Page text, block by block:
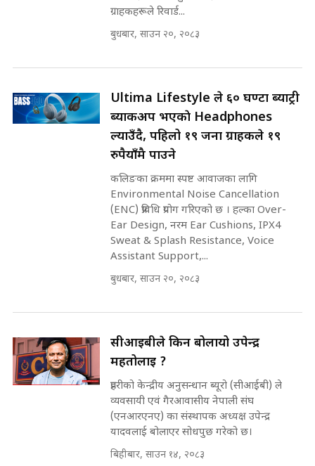
SIDHAKURA ||
कहिले बन्ला चक्रपथ ? विस्तार कार्यमा
Expansion Dilemma |
SIDHAKURA |
पटकपटक भावुक बने गृहमन्त्री सुदन
गुरुङ, भक्कानिए सांसदहरू ||
मन्त्री आउने बित्तिकै सुरु भएको थियो
घुसको डिल || Raj Kumar Gupta ||
SIDHAKURA ||
घुसको डिल गर्ने मन्त्रीकाे राजिनामा,
भूमिसुधार मन्त्रीलाई जोगाइदै ! ||
SIDHAKURA ||
७८ लाख घुस खाने मन्त्री ! जोगाउने
प्रधानमन्त्री ? || SIDHAKURA ||
SIDHAKURA INVESTIGATION
||
मन्त्री र पूर्व मन्त्रीको ७८ लाख घुस डिलको
मन्त्री राजकुमारलाई घुस दिने विचौलीया
पूर्व मन्त्री रञ्जिता || SIDHAKURA
||
मन्त्रीले घुस डिल गरेको अडियो ! दुई झोला
ग्राहकहरूले रिवार्ड...
बुधबार, साउन २०, २०८३
Ultima Lifestyle ले ६० घण्टा ब्याट्री
ब्याकअप भएकाे Headphones
ल्याउँदै, पहिलो १९ जना ग्राहकले १९
रुपैयाँमै पाउने
कलिङका क्रममा स्पष्ट आवाजका लागि
Environmental Noise Cancellation
(ENC) प्रविधि प्रयोग गरिएको छ । हल्का Over-
Ear Design, नरम Ear Cushions, IPX4
Sweat & Splash Resistance, Voice
Assistant Support,...
बुधबार, साउन २०, २०८३
सीआईबीले किन बोलायो उपेन्द्र
महतोलाई ?
प्रहरीको केन्द्रीय अनुसन्धान ब्यूरो (सीआईबी) ले
व्यवसायी एवं गैरआवासीय नेपाली संघ
(एनआरएनए) का संस्थापक अध्यक्ष उपेन्द्र
यादवलाई बोलाएर सोधपुछ गरेको छ।
बिहीबार, साउन १४, २०८३